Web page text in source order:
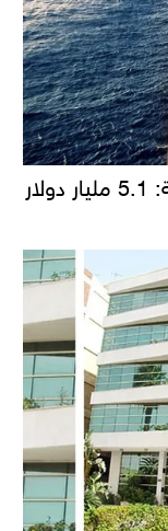
قفزة في صادرات الصناعات الغذائية: 5.1 مليار دولار